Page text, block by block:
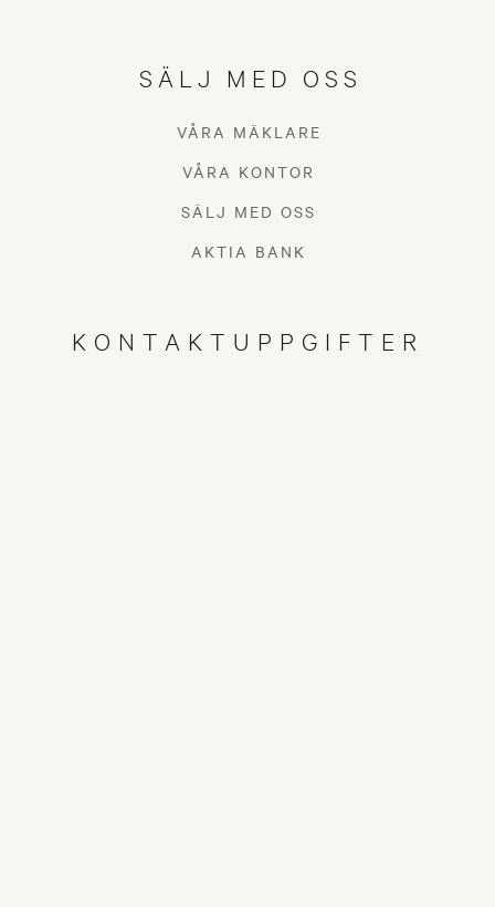
SÄLJ MED OSS
VÅRA MÄKLARE
VÅRA KONTOR
SÄLJ MED OSS
AKTIA BANK
KONTAKTUPPGIFTER